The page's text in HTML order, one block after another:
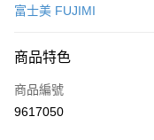
Apple Pay
Google Pay
富士美 FUJIMI
商品特色
商品編號
9617050